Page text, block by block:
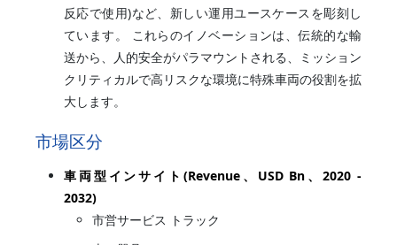
反応で使用)など、新しい運用ユースケースを彫刻し
ています。 これらのイノベーションは、伝統的な輸
送から、人的安全がパラマウントされる、ミッション
クリティカルで高リスクな環境に特殊車両の役割を拡
大します。
市場区分
車両型インサイト(Revenue、USD Bn、2020 -
2032)
市営サービス トラック